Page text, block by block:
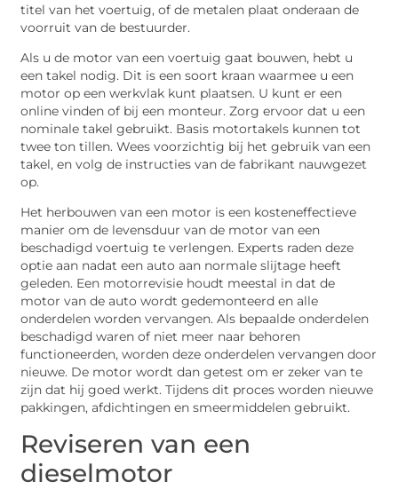
titel van het voertuig, of de metalen plaat onderaan de
voorruit van de bestuurder.
Als u de motor van een voertuig gaat bouwen, hebt u
een takel nodig. Dit is een soort kraan waarmee u een
motor op een werkvlak kunt plaatsen. U kunt er een
online vinden of bij een monteur. Zorg ervoor dat u een
nominale takel gebruikt. Basis motortakels kunnen tot
twee ton tillen. Wees voorzichtig bij het gebruik van een
takel, en volg de instructies van de fabrikant nauwgezet
op.
Het herbouwen van een motor is een kosteneffectieve
manier om de levensduur van de motor van een
beschadigd voertuig te verlengen. Experts raden deze
optie aan nadat een auto aan normale slijtage heeft
geleden. Een motorrevisie houdt meestal in dat de
motor van de auto wordt gedemonteerd en alle
onderdelen worden vervangen. Als bepaalde onderdelen
beschadigd waren of niet meer naar behoren
functioneerden, worden deze onderdelen vervangen door
nieuwe. De motor wordt dan getest om er zeker van te
zijn dat hij goed werkt. Tijdens dit proces worden nieuwe
pakkingen, afdichtingen en smeermiddelen gebruikt.
Reviseren van een
dieselmotor